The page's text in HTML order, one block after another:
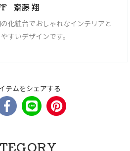
齋藤 翔
化粧台でおしゃれなインテリアと
すいデザインです。
テムをシェアする